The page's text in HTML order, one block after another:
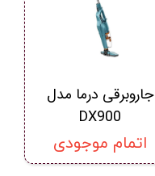
جاروبرقی درما مدل
DX900
اتمام موجودی